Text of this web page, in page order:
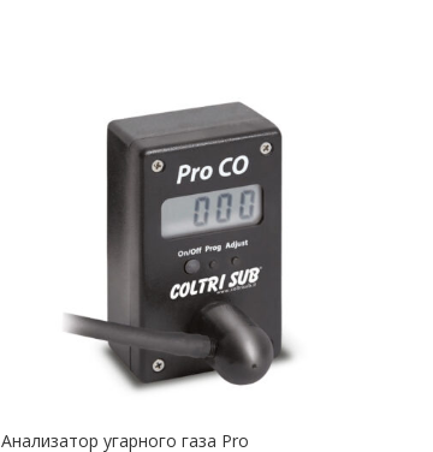
Анализатор угарного газа Pro